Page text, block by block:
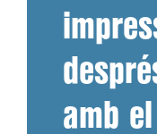
amb